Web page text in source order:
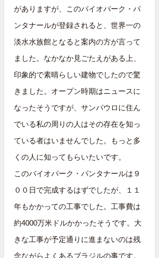
がありますが、このバイオパーク・パ
ンタナールが登録されると、世界一の
淡水水族館となると案内の方が言って
ました。なかなか見ごたえがある上、
印象的で素晴らしい建物でしたので驚
きました。オープン時期はニュースに
なったそうですが、サンパウロに住ん
でいる私の周りの人はその存在を知っ
ている者はいませんでした。もっと多
くの人に知ってもらいたいです。
このバイオパーク・パンタナールは９
００日で完成するはずでしたが、１１
年もかかっての工事でした。工事費は
約4000万米ドルかかったそうです。大
きな工事が予定通りに進まないのは残
念ながらよくあるブラジルの事です。